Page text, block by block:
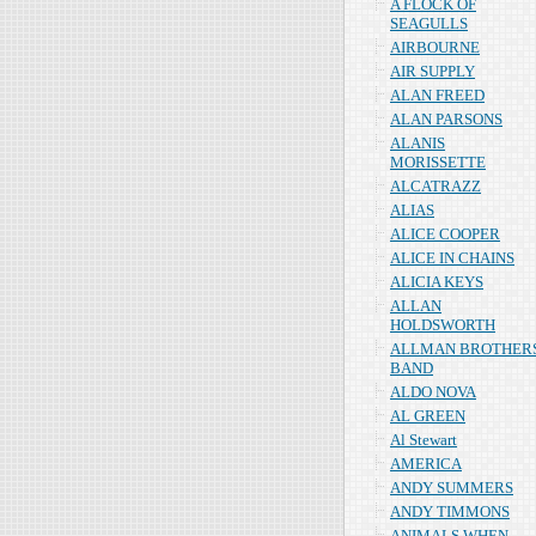
A FLOCK OF
SEAGULLS
AIRBOURNE
AIR SUPPLY
ALAN FREED
ALAN PARSONS
ALANIS
MORISSETTE
ALCATRAZZ
ALIAS
ALICE COOPER
ALICE IN CHAINS
ALICIA KEYS
ALLAN
HOLDSWORTH
ALLMAN
BAND
ALDO NOVA
AL GREEN
Al Stewart
AMERICA
ANDY SUMMERS
ANDY TIMMONS